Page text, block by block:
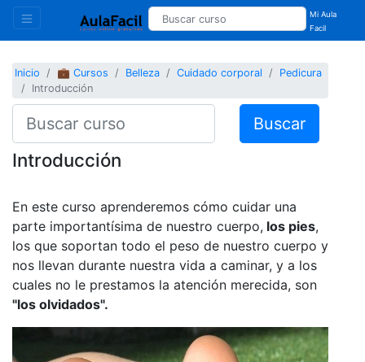
Mi Aula
Facil
Inicio 💼 Cursos Belleza Cuidado corporal
Pedicura
Introducción
Buscar
Introducción
En este curso aprenderemos cómo cuidar una
parte importantísima de nuestro cuerpo, los pies,
los que soportan todo el peso de nuestro cuerpo y
nos llevan durante nuestra vida a caminar, y a los
cuales no le prestamos la atención merecida, son
"los olvidados".